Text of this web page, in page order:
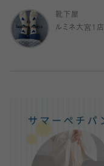
靴下屋
ルミネ大宮1店